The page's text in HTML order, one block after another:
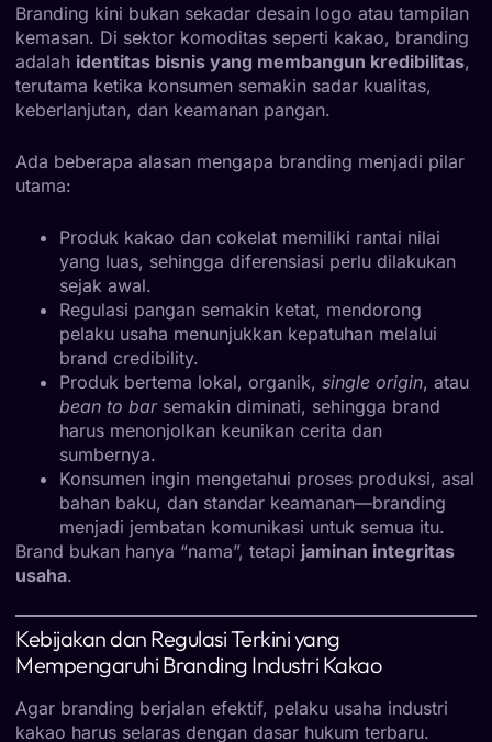
Branding kini bukan sekadar desain logo atau tampilan
kemasan. Di sektor komoditas seperti kakao, branding
adalah identitas bisnis yang membangun kredibilitas,
terutama ketika konsumen semakin sadar kualitas,
keberlanjutan, dan keamanan pangan.
Ada beberapa alasan mengapa branding menjadi pilar
utama:
Produk kakao dan cokelat memiliki rantai nilai
yang luas, sehingga diferensiasi perlu dilakukan
sejak awal.
Regulasi pangan semakin ketat, mendorong
pelaku usaha menunjukkan kepatuhan melalui
brand credibility.
Produk bertema lokal, organik, single origin, atau
bean to barsemakin diminati, sehingga brand
harus menonjolkan keunikan cerita dan
sumbernya.
Konsumen ingin mengetahui proses produksi, asal
bahan baku, dan standar keamanan—branding
menjadi jembatan komunikasi untuk semua itu.
Brand bukan hanya “nama”, tetapi jaminan integritas
usaha.
Kebijakan dan Regulasi Terkini yang
Mempengaruhi Branding Industri Kakao
Agar branding berjalan efektif, pelaku usaha industri
kakao harus selaras dengan dasar hukum terbaru.